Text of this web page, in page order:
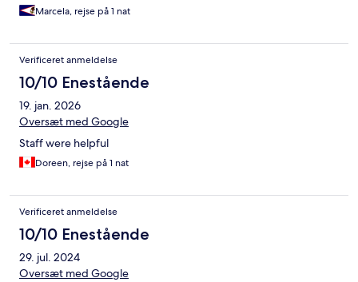
Marcela, rejse på 1 nat
Verificeret anmeldelse
10/10 Enestående
19. jan. 2026
Oversæt med Google
Staff were helpful
Doreen, rejse på 1 nat
Verificeret anmeldelse
10/10 Enestående
29. jul. 2024
Oversæt med Google